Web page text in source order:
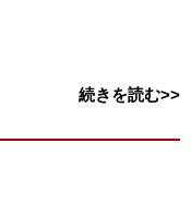
続きを読む>>